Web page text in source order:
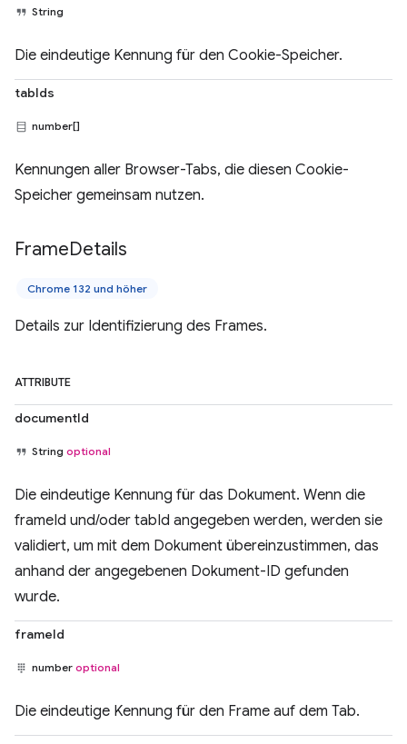
String
Die eindeutige Kennung für den Cookie-Speicher.
tabIds
number[]
Kennungen aller Browser-Tabs, die diesen Cookie-
Speicher gemeinsam nutzen.
FrameDetails
Chrome 132 und höher
Details zur Identifizierung des Frames.
ATTRIBUTE
documentId
String optional
Die eindeutige Kennung für das Dokument. Wenn die
frameId und/oder tabId angegeben werden, werden sie
validiert, um mit dem Dokument übereinzustimmen, das
anhand der angegebenen Dokument-ID gefunden
wurde.
frameId
number optional
Die eindeutige Kennung für den Frame auf dem Tab.